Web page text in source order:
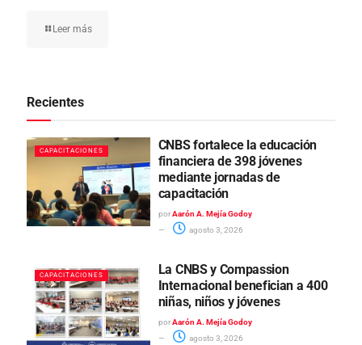
Leer más
Recientes
CAPACITACIONES
CNBS fortalece la educación
financiera de 398 jóvenes
mediante jornadas de
capacitación
por Aarón A. Mejía Godoy
agosto 3, 2026
CAPACITACIONES
La CNBS y Compassion
Internacional benefician a 400
niñas, niños y jóvenes
por Aarón A. Mejía Godoy
agosto 3, 2026